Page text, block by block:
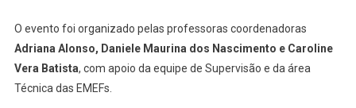
O evento foi organizado pelas professoras coordenadoras
Adriana Alonso, Daniele Maurina dos Nascimento e Caroline
Vera Batista, com apoio da equipe de Supervisão e da área
Técnica das EMEFs.